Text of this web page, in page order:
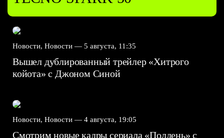
Новости, Новости — 5 августа, 11:35
Вышел дублированный трейлер «Хитрого
койота» с Джоном Синой
Новости, Новости — 4 августа, 19:05
Смотрим новые кадры сериала «Полдень» с